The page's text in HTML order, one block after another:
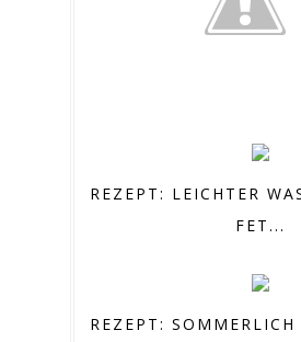
REZEPT: LEICHTER
FET...
REZEPT: SOMMERLICH